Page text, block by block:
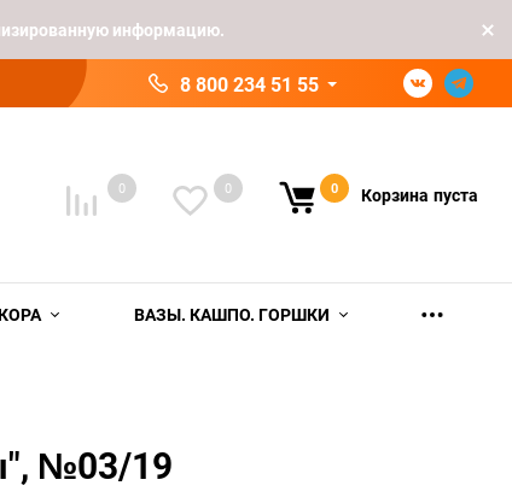
информацию.
8 800 234 51 55
0 0 0 Корзина пуста
ВАЗЫ. КАШПО. ГОРШКИ
№03/19